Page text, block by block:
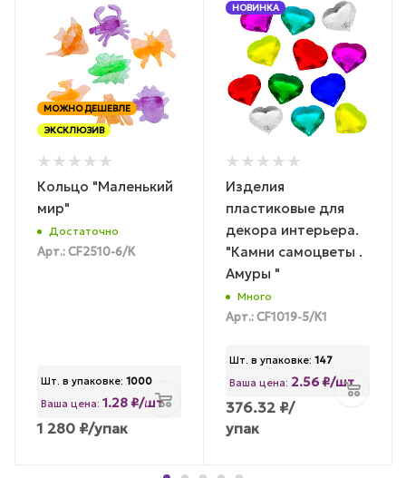
МОЖНО ДЕШЕВЛЕ
ЭКСКЛЮЗИВ
Кольцо "Маленький
мир"
Достаточно
Арт.: CF2510-6/К
Шт. в упаковке: 1000
Ваша цена: 1.28 ₽/шт
1 280 ₽/упак
НОВИНКА
Изделия
пластиковые для
декора интерьера.
"Камни самоцветы .
Амуры "
Много
Арт.: CF1019-5/К1
Шт. в упаковке: 147
Ваша цена: 2.56 ₽/шт
376.32 ₽/
упак